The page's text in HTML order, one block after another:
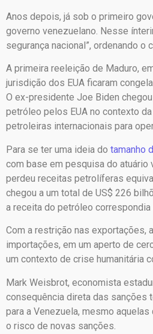
Anos depois, já sob o primeiro
governo venezuelano. Nesse
segurança nacional”, ordenando
A primeira reeleição de Maduro,
jurisdição dos EUA ficaram
O ex-presidente Joe Biden
petróleo pelos EUA no contexto
petroleiras internacionais para
Para se ter uma ideia do tamanho
com base em pesquisa do atuário
perdeu receitas petrolíferas
chegou a um total de US$ 226
a receita do petróleo
Com a restrição nas exportações,
importações, em um aperto de
um contexto de crise humanitária
Mark Weisbrot, economista
consequência direta das sanções
para a Venezuela, mesmo
o risco de novas sanções.